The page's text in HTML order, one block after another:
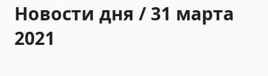
Новости дня / 31 марта
2021